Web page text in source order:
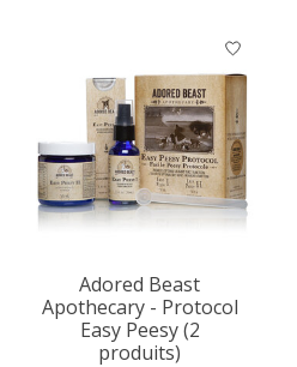
Adored Beast
Apothecary - Protocol
Easy Peesy (2
produits)